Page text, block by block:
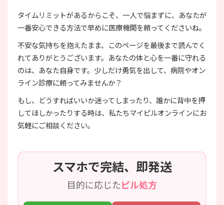
タイムリミットがあるからこそ、一人で悩まずに、あなたが
一番安心できる方法で早めに医療機関を頼ってくださいね。
不安な気持ちを抱えたまま、このページを最後まで読んでく
れてありがとうございます。あなたの体と心を一番に守れる
のは、あなた自身です。少しだけ勇気を出して、病院やオン
ライン診療に頼ってみませんか？
もし、どうすればいいか迷ってしまったり、誰かに背中を押
してほしかったりする時は、私たちマイピルオンラインにお
気軽にご相談ください。
スマホで完結、即発送
目的に応じたピル処方